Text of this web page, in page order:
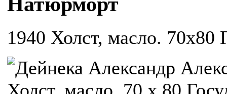
1940 Холст, масло. 70х80